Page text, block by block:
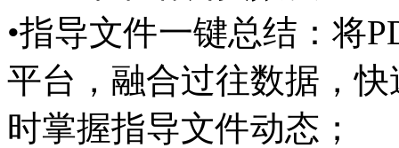
•指导文件一键总结：
平台，融合过往数据
时掌握指导文件动态；